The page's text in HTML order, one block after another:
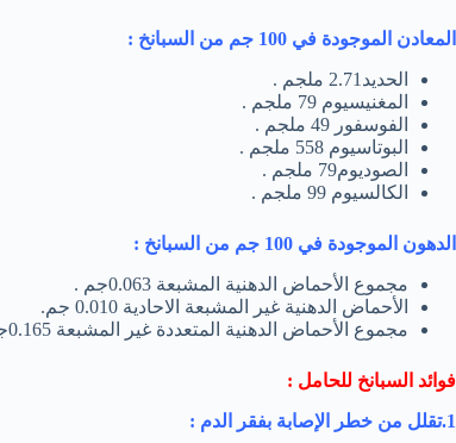
المعادن الموجودة في 100 جم من السبانخ :
الحديد2.71 ملجم .
المغنيسيوم 79 ملجم .
الفوسفور 49 ملجم .
البوتاسيوم 558 ملجم .
الصوديوم79 ملجم .
الكالسيوم 99 ملجم .
الدهون الموجودة في 100 جم من السبانخ :
مجموع الأحماض الدهنية المشبعة 0.063جم .
الأحماض الدهنية غير المشبعة الاحادية 0.010 جم.
مجموع الأحماض الدهنية المتعددة غير المشبعة 0.165جم .
فوائد السبانخ للحامل :
1.تقلل من خطر الإصابة بفقر الدم :